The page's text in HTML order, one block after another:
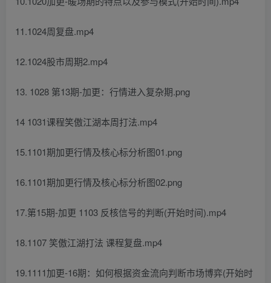
11.1024周复盘.mp4
12.1024股市周期2.mp4
13. 1028 第13期-加更：行情进入复杂期.png
14 1031课程笑傲江湖本周打法.mp4
15.1101期加更行情及核心标分析图01.png
16.1101期加更行情及核心标分析图02.png
17.第15期-加更 1103 反核信号的判断(开始时间).mp4
18.1107 笑傲江湖打法 课程复盘.mp4
19.1111加更-16期：如何根据资金流向判断市场博弈(开始时